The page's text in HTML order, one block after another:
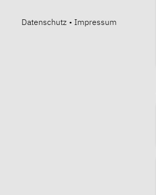
Datenschutz • Impressum